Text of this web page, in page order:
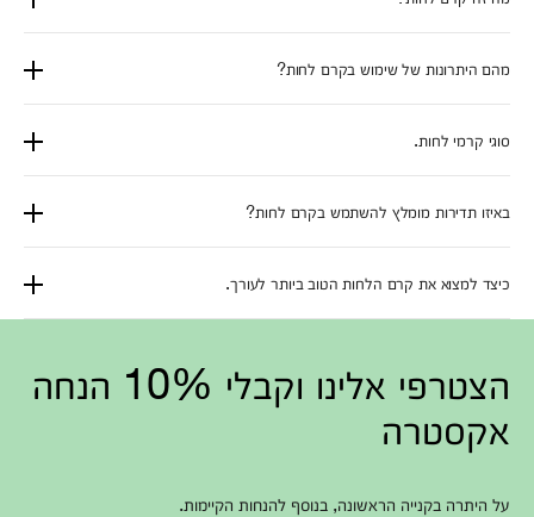
מהם היתרונות של שימוש בקרם לחות?
סוגי קרמי לחות.
באיזו תדירות מומלץ להשתמש בקרם לחות?
כיצד למצוא את קרם הלחות הטוב ביותר לעורך.
הצטרפי אלינו וקבלי 10% הנחה
אקסטרה
על היתרה בקנייה הראשונה, בנוסף להנחות הקיימות.